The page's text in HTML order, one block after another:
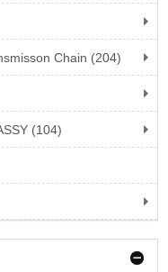
Chain (204)
(104)